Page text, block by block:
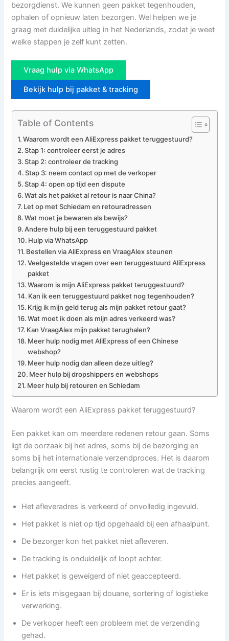
bezorgdienst. We kunnen geen pakket tegenhouden,
ophalen of opnieuw laten bezorgen. Wel helpen we je
graag met duidelijke uitleg in het Nederlands, zodat je weet
welke stappen je zelf kunt zetten.
Vraag hulp via WhatsApp
Bekijk hulp bij pakket & tracking
Table of Contents
Waarom wordt een AliExpress pakket teruggestuurd?
Stap 1: controleer eerst je adres
Stap 2: controleer de tracking
Stap 3: neem contact op met de verkoper
Stap 4: open op tijd een dispute
Wat als het pakket al retour is naar China?
Let op met Schiedam en retouradressen
Wat moet je bewaren als bewijs?
Andere hulp bij een teruggestuurd pakket
Hulp via WhatsApp
Bestellen via AliExpress en VraagAlex steunen
Veelgestelde vragen over een teruggestuurd AliExpress
pakket
Waarom is mijn AliExpress pakket teruggestuurd?
Kan ik een teruggestuurd pakket nog tegenhouden?
Krijg ik mijn geld terug als mijn pakket retour gaat?
Wat moet ik doen als mijn adres verkeerd was?
Kan VraagAlex mijn pakket terughalen?
Meer hulp nodig met AliExpress of een Chinese
webshop?
Meer hulp nodig dan alleen deze uitleg?
Meer hulp bij dropshippers en webshops
Meer hulp bij retouren en Schiedam
Waarom wordt een AliExpress pakket teruggestuurd?
Een pakket kan om meerdere redenen retour gaan. Soms
ligt de oorzaak bij het adres, soms bij de bezorging en
soms bij het internationale verzendproces. Het is daarom
belangrijk om eerst rustig te controleren wat de tracking
precies aangeeft.
Het afleveradres is verkeerd of onvolledig ingevuld.
Het pakket is niet op tijd opgehaald bij een afhaalpunt.
De bezorger kon het pakket niet afleveren.
De tracking is onduidelijk of loopt achter.
Het pakket is geweigerd of niet geaccepteerd.
Er is iets misgegaan bij douane, sortering of logistieke
verwerking.
De verkoper heeft een probleem met de verzending
gehad.